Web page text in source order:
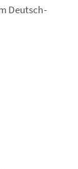
Deutsch-